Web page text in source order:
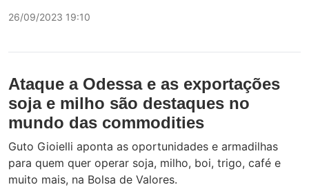
26/09/2023 19:10
Ataque a Odessa e as exportações
soja e milho são destaques no
mundo das commodities
Guto Gioielli aponta as oportunidades e armadilhas
para quem quer operar soja, milho, boi, trigo, café e
muito mais, na Bolsa de Valores.